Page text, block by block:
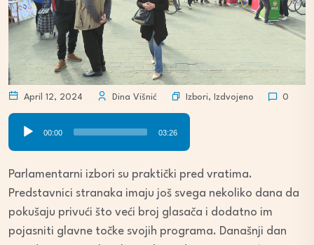
April 12, 2024 Dina Višnić Izbori, Izdvojeno 0
00:00 03:26
Parlamentarni izbori su praktički pred vratima.
Predstavnici stranaka imaju još svega nekoliko dana da
pokušaju privući što veći broj glasača i dodatno im
pojasniti glavne točke svojih programa. Današnji dan